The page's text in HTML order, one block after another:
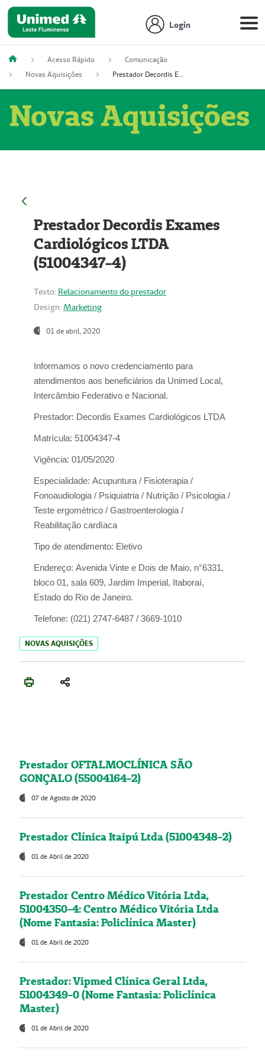
Login
Acesso Rápido
Comunicação
Novas Aquisições
Prestador Decordis Exames Cardiológicos LTDA (51004347-4)
Novas Aquisições
Prestador Decordis Exames
Cardiológicos LTDA
(51004347-4)
Texto: Relacionamento do prestador
Design: Marketing
01 de abril, 2020
Informamos o novo credenciamento para
atendimentos aos beneficiários da Unimed Local,
Intercâmbio Federativo e Nacional.
Prestador: Decordis Exames Cardiológicos LTDA
Matrícula: 51004347-4
Vigência: 01/05/2020
Especialidade: Acupuntura / Fisioterapia /
Fonoaudiologia / Psiquiatria / Nutrição / Psicologia /
Teste ergométrico / Gastroenterologia /
Reabilitação cardíaca
Tipo de atendimento: Eletivo
Endereço: Avenida Vinte e Dois de Maio, n°6331,
bloco 01, sala 609, Jardim Imperial, Itaboraí,
Estado do Rio de Janeiro.
Telefone: (021) 2747-6487 / 3669-1010
NOVAS AQUISIÇÕES
Prestador OFTALMOCLÍNICA SÃO
GONÇALO (55004164-2)
07 de Agosto de 2020
Prestador Clínica Itaipú Ltda (51004348-2)
01 de Abril de 2020
Prestador Centro Médico Vitória Ltda,
51004350-4: Centro Médico Vitória Ltda
(Nome Fantasia: Policlínica Master)
01 de Abril de 2020
Prestador: Vipmed Clínica Geral Ltda,
51004349-0 (Nome Fantasia: Policlínica
Master)
01 de Abril de 2020